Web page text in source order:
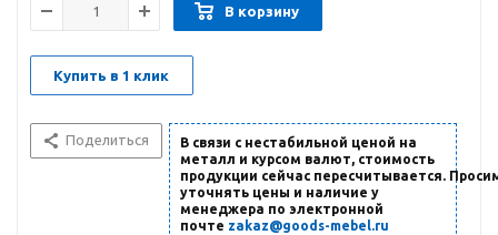
В корзину
Купить в 1 клик
Поделиться
В связи с нестабильной ценой на
металл и курсом валют, стоимость
продукции сейчас пересчитывается.
уточнять цены и наличие у
менеджера по электронной
почте zakaz@goods-mebel.ru